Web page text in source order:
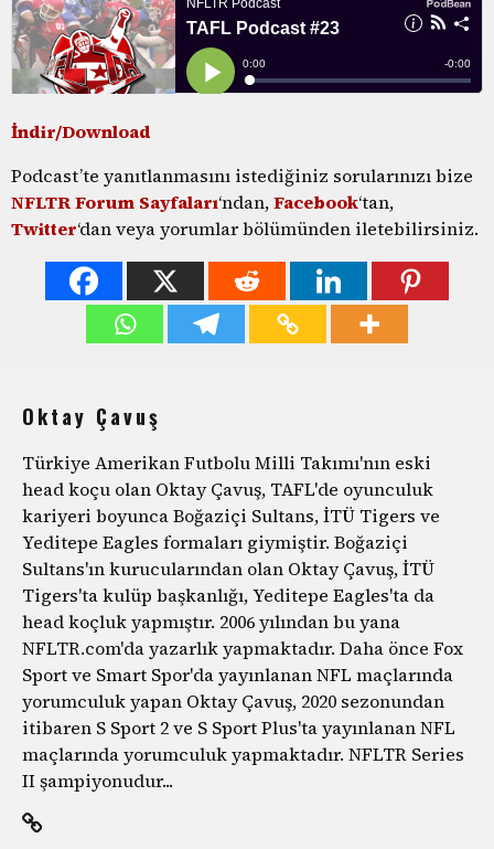
İndir/Download
Podcast’te yanıtlanmasını istediğiniz sorularınızı bize
NFLTR Forum Sayfaları‘ndan,Facebook‘tan,
Twitter‘dan veya yorumlar bölümünden iletebilirsiniz.
Oktay Çavuş
Türkiye Amerikan Futbolu Milli Takımı'nın eski
head koçu olan Oktay Çavuş, TAFL'de oyunculuk
kariyeri boyunca Boğaziçi Sultans, İTÜ Tigers ve
Yeditepe Eagles formaları giymiştir. Boğaziçi
Sultans'ın kurucularından olan Oktay Çavuş, İTÜ
Tigers'ta kulüp başkanlığı, Yeditepe Eagles'ta da
head koçluk yapmıştır. 2006 yılından bu yana
NFLTR.com'da yazarlık yapmaktadır. Daha önce Fox
Sport ve Smart Spor'da yayınlanan NFL maçlarında
yorumculuk yapan Oktay Çavuş, 2020 sezonundan
itibaren S Sport 2 ve S Sport Plus'ta yayınlanan NFL
maçlarında yorumculuk yapmaktadır. NFLTR Series
II şampiyonudur...